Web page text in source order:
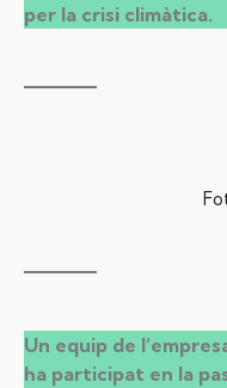
per la crisi climàtica.
Un equip de
ha participat en la